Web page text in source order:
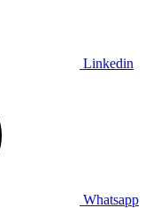
Linkedin
Whatsapp